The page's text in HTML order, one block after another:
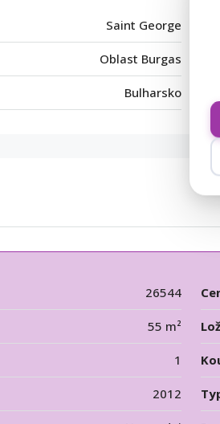
Saint George
Oblast Burgas
Bulharsko
26544
55 m²
1
2012